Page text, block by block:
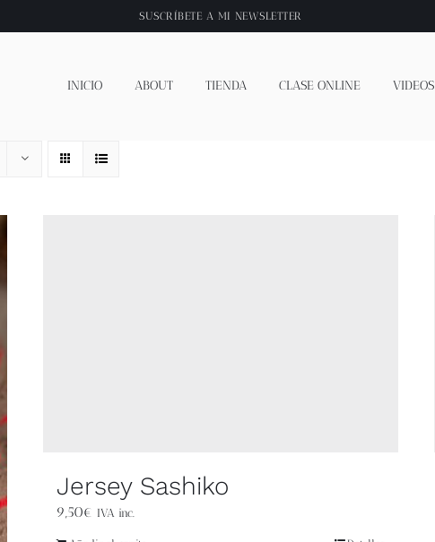
SUSCRÍBETE A MI NEWSLETTER
INICIO ABOUT TIENDA CLASE ONLINE VIDEOS
Jersey Sashiko
9,50€ IVA inc.